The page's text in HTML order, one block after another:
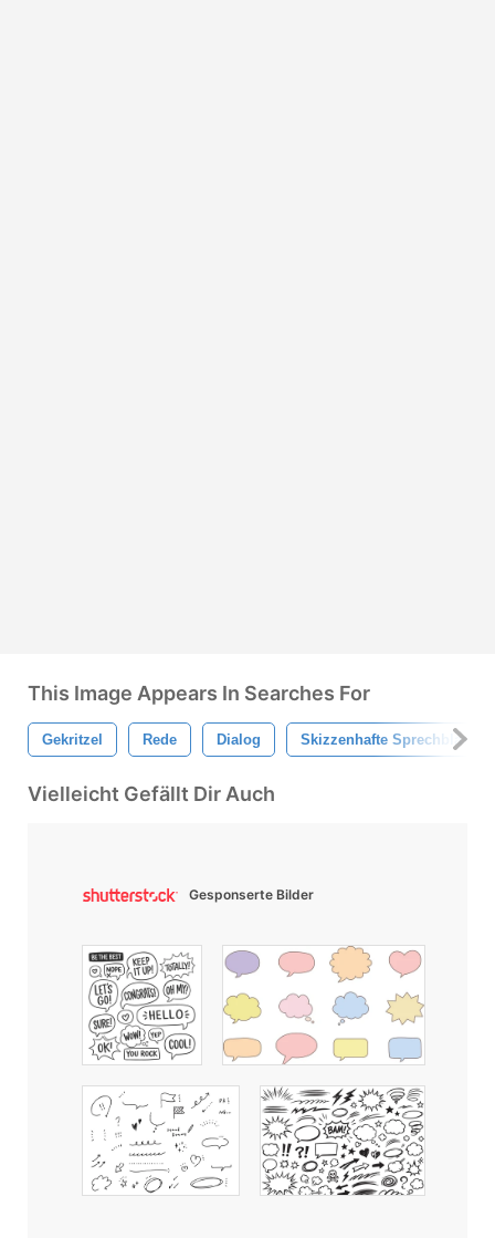
This Image Appears In Searches For
Gekritzel Rede Dialog Skizzenhafte Sprechblasen
Vielleicht Gefällt Dir Auch
Gesponserte Bilder